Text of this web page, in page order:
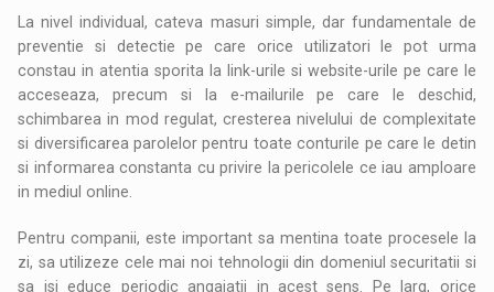
La nivel individual, cateva masuri simple, dar fundamentale de
preventie si detectie pe care orice utilizatori le pot urma
constau in atentia sporita la link-urile si website-urile pe care le
acceseaza, precum si la e-mailurile pe care le deschid,
schimbarea in mod regulat, cresterea nivelului de complexitate
si diversificarea parolelor pentru toate conturile pe care le detin
si informarea constanta cu privire la pericolele ce iau amploare
in mediul online.
Pentru companii, este important sa mentina toate procesele la
zi, sa utilizeze cele mai noi tehnologii din domeniul securitatii si
sa isi educe periodic angajatii in acest sens. Pe larg, orice